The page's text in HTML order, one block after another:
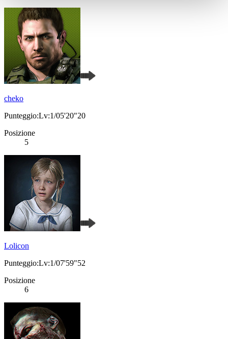
cheko
Punteggio:Lv:1/05'20"20
Posizione
5
Lolicon
Punteggio:Lv:1/07'59"52
Posizione
6